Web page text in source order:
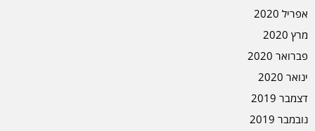
אפריל 2020
מרץ 2020
פברואר 2020
ינואר 2020
דצמבר 2019
נובמבר 2019